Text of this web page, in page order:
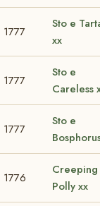
1777
Sto e
xx
1777
Sto e
Careless
1777
Sto e
1776
Creeping
Polly xx